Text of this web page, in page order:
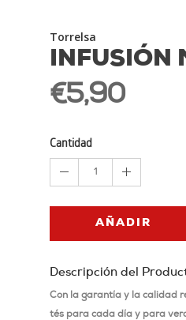
Torrelsa
INFUSIÓN
€5,90
Cantidad
1
AÑADIR
Descripción del
Con la garantía y la calidad
tés para cada día y para